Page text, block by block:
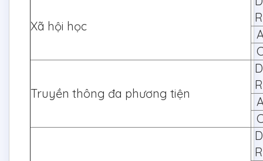
Xã hội học
Truyền thông đa phương tiện